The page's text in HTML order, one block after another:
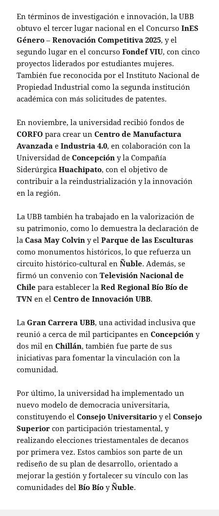
En términos de investigación e innovación, la UBB
obtuvo el tercer lugar nacional en el ConcursoInES
Género –Renovación Competitiva 2025, y el
segundo lugar en el concursoFondef VIU, con cinco
proyectos liderados por estudiantes mujeres.
También fue reconocida por el Instituto Nacional de
Propiedad Industrial como la segunda institución
académica con más solicitudes de patentes.
En noviembre, la universidad recibió fondos de
CORFO para crear unCentro de Manufactura
Avanzada eIndustria 4.0, en colaboración con la
Universidad deConcepción y la Compañía
SiderúrgicaHuachipato, con el objetivo de
contribuir a la reindustrialización y la innovación
en la región.
La UBB también ha trabajado en la valorización de
su patrimonio, como lo demuestra la declaración de
laCasa May Colvin y elParque de las Esculturas
como monumentos históricos, lo que refuerza un
circuito histórico-cultural enÑuble. Además, se
firmó un convenio conTelevisión Nacional de
Chile para establecer laRed Regional Bío Bío de
TVN en elCentro de Innovación UBB.
LaGran Carrera UBB, una actividad inclusiva que
reunió a cerca de mil participantes enConcepción y
dos mil enChillán, también fue parte de sus
iniciativas para fomentar la vinculación con la
comunidad.
Por último, la universidad ha implementado un
nuevo modelo de democracia universitaria,
constituyendo elConsejo Universitario y elConsejo
Superior con participación triestamental, y
realizando elecciones triestamentales de decanos
por primera vez. Estos cambios son parte de un
rediseño de su plan de desarrollo, orientado a
mejorar la gestión y fortalecer su vínculo con las
comunidades delBío Bío yÑuble.